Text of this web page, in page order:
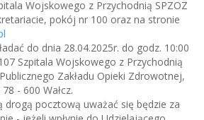
Wojskowego z Przychodnią SPZOZ
pokój nr 100 oraz na stronie
do dnia 28.04.2025r. do godz. 10:00
Szpitala Wojskowego z Przychodnią
Zakładu Opieki Zdrowotnej,
- 600 Wałcz.
drogą pocztową uważać się będzie za